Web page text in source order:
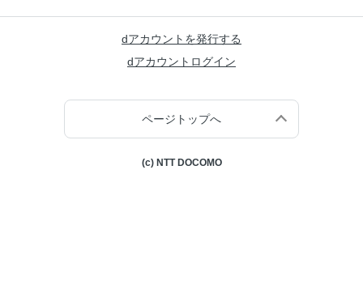
dアカウントを発行する
dアカウントログイン
ページトップへ
(c) NTT DOCOMO